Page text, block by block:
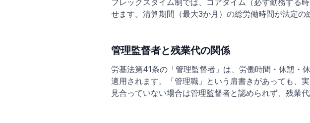
フレックスタイム制では、コアタイム（必ず勤務する
せます。清算期間（最大3か月）の総労働時間が法定の
管理監督者と残業代の関係
労基法第41条の「管理監督者」は、労働時間・休憩・
適用されます。「管理職」という肩書きがあっても、
見合っていない場合は管理監督者と認められず、残業代